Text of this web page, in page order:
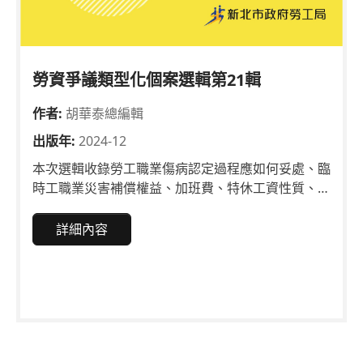
勞資爭議類型化個案選輯第21輯
作者: 胡華泰總編輯
出版年: 2024-12
本次選輯收錄勞工職業傷病認定過程應如何妥處、臨
時工職業災害補償權益、加班費、特休工資性質、雇
動訴訟權利行使期間等議題，期使勞工與事業單位加
深勞工法令認識，保障權益，共創勞資雙贏。
詳細內容